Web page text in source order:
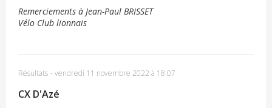
Remerciements à Jean-Paul BRISSET
Vélo Club lionnais
Résultats - vendredi 11 novembre 2022 à 18:07
CX D'Azé